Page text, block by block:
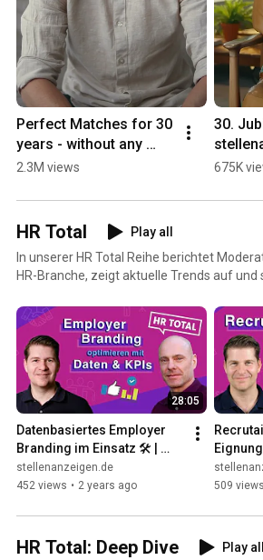
Perfect Matches for 30
years - without any
swiping 💜
2.3M views
30.
675K
HR Total
Play all
In unserer HR Total Reihe berichtet
HR-Branche, zeigt aktuelle Trends auf und
28:05
Datenbasiertes Employer
Branding im Einsatz 🛠️ |
Deep Dive mit Philipp
Weber-Diefenbach
stellenanzeigen.de
452 views • 2 years ago
geht's!
Diercks
509 views
HR Total: Deep Dive
Play all